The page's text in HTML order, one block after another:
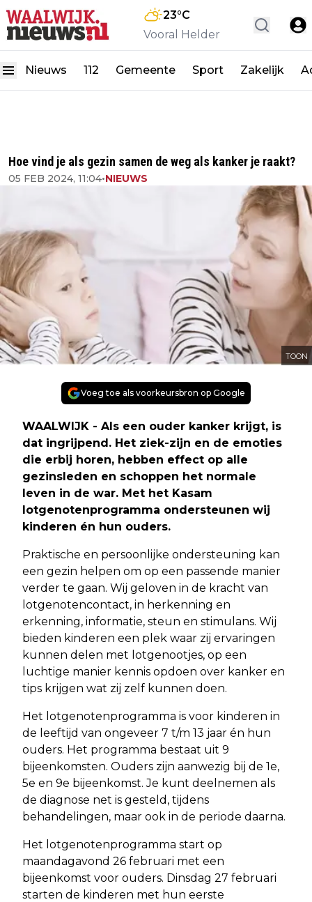
23°C
Vooral Helder
Nieuws 112 Gemeente Sport Zakelijk
Hoe vind je als gezin samen de weg als kanker je raakt?
05 FEB 2024, 11:04•NIEUWS
TOON
Voeg toe als voorkeursbron op Google
WAALWIJK - Als een ouder kanker krijgt, is
dat ingrijpend. Het ziek-zijn en de emoties
die erbij horen, hebben effect op alle
gezinsleden en schoppen het normale
leven in de war. Met het Kasam
lotgenotenprogramma ondersteunen wij
kinderen én hun ouders.
Praktische en persoonlijke ondersteuning kan
een gezin helpen om op een passende manier
verder te gaan. Wij geloven in de kracht van
lotgenotencontact, in herkenning en
erkenning, informatie, steun en stimulans. Wij
bieden kinderen een plek waar zij ervaringen
kunnen delen met lotgenootjes, op een
luchtige manier kennis opdoen over kanker en
tips krijgen wat zij zelf kunnen doen.
Het lotgenotenprogramma is voor kinderen in
de leeftijd van ongeveer 7 t/m 13 jaar én hun
ouders. Het programma bestaat uit 9
bijeenkomsten. Ouders zijn aanwezig bij de 1e,
5e en 9e bijeenkomst. Je kunt deelnemen als
de diagnose net is gesteld, tijdens
behandelingen, maar ook in de periode daarna.
Het lotgenotenprogramma start op
maandagavond 26 februari met een
bijeenkomst voor ouders. Dinsdag 27 februari
starten de kinderen met hun eerste